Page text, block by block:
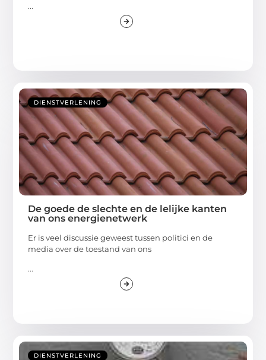
...
DIENSTVERLENING
De goede de slechte en de lelijke kanten
van ons energienetwerk
Er is veel discussie geweest tussen politici en de
media over de toestand van ons
...
DIENSTVERLENING